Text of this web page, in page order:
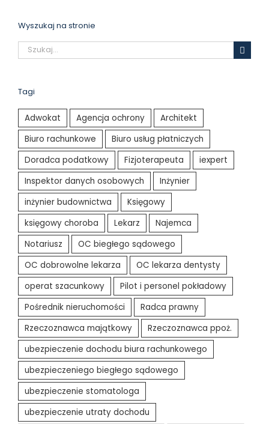
Wyszukaj na stronie
Szukaj
Tagi
Adwokat Agencja ochrony
Architekt
Biuro rachunkowe
Biuro usług płatniczych
Doradca podatkowy
Fizjoterapeuta
iexpert
Inspektor danych osobowych
Inżynier
inżynier budownictwa
Księgowy
księgowy choroba
Lekarz
Najemca
Notariusz
OC biegłego sądowego
OC dobrowolne lekarza
OC lekarza dentysty
operat szacunkowy
Pilot i personel pokładowy
Pośrednik nieruchomości
Radca prawny
Rzeczoznawca majątkowy
Rzeczoznawca ppoż.
ubezpieczenie dochodu biura rachunkowego
ubezpieczeniego biegłego sądowego
ubezpieczenie stomatologa
ubezpieczenie utraty dochodu